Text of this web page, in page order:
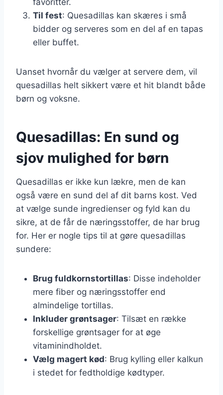
Til fest: Quesadillas kan skæres i små
bidder og serveres som en del af en tapas
eller buffet.
Uanset hvornår du vælger at servere dem, vil
quesadillas helt sikkert være et hit blandt både
børn og voksne.
Quesadillas: En sund og
sjov mulighed for børn
Quesadillas er ikke kun lækre, men de kan
også være en sund del af dit barns kost. Ved
at vælge sunde ingredienser og fyld kan du
sikre, at de får de næringsstoffer, de har brug
for. Her er nogle tips til at gøre quesadillas
sundere:
Brug fuldkornstortillas: Disse indeholder
mere fiber og næringsstoffer end
almindelige tortillas.
Inkluder grøntsager: Tilsæt en række
forskellige grøntsager for at øge
vitaminindholdet.
Vælg magert kød: Brug kylling eller kalkun
i stedet for fedtholdige kødtyper.